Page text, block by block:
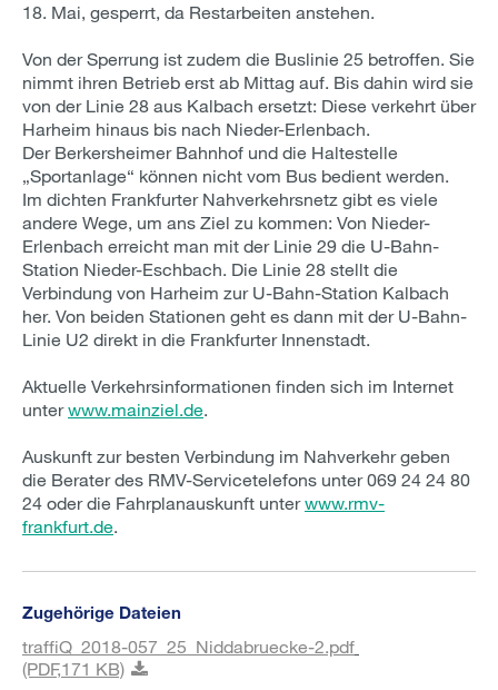
18. Mai, gesperrt, da Restarbeiten anstehen.
Von der Sperrung ist zudem die Buslinie 25 betroffen. Sie
nimmt ihren Betrieb erst ab Mittag auf. Bis dahin wird sie
von der Linie 28 aus Kalbach ersetzt: Diese verkehrt über
Harheim hinaus bis nach Nieder-Erlenbach.
Der Berkersheimer Bahnhof und die Haltestelle
„Sportanlage“ können nicht vom Bus bedient werden.
Im dichten Frankfurter Nahverkehrsnetz gibt es viele
andere Wege, um ans Ziel zu kommen: Von Nieder-
Erlenbach erreicht man mit der Linie 29 die U-Bahn-
Station Nieder-Eschbach. Die Linie 28 stellt die
Verbindung von Harheim zur U-Bahn-Station Kalbach
her. Von beiden Stationen geht es dann mit der U-Bahn-
Linie U2 direkt in die Frankfurter Innenstadt.
Aktuelle Verkehrsinformationen finden sich im Internet
unterwww.mainziel.de.
Auskunft zur besten Verbindung im Nahverkehr geben
die Berater des RMV-Servicetelefons unter 069 24 24 80
24 oder die Fahrplanauskunft unterwww.rmv-
frankfurt.de.
Zugehörige Dateien
traffiQ_2018-057_25_Niddabruecke-2.pdf
(PDF,171 KB)